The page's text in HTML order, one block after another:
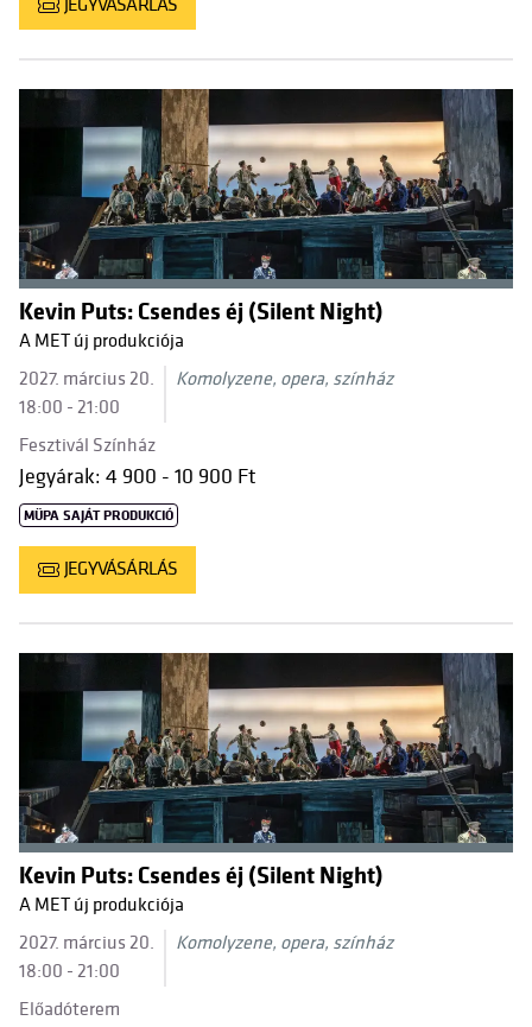
JEGYVÁSÁRLÁS
Kevin Puts: Csendes éj (Silent Night)
A MET új produkciója
2027. március 20.
18:00 - 21:00
Komolyzene, opera, színház
Fesztivál Színház
Jegyárak: 4 900 - 10 900 Ft
MÜPA SAJÁT PRODUKCIÓ
JEGYVÁSÁRLÁS
Kevin Puts: Csendes éj (Silent Night)
A MET új produkciója
2027. március 20.
18:00 - 21:00
Komolyzene, opera, színház
Előadóterem